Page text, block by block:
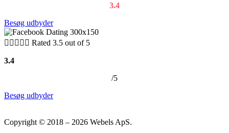
3.4
Besøg udbyder
     Rated 3.5 out of 5
3.4
/5
Besøg udbyder
Copyright © 2018 – 2026 Webels ApS.